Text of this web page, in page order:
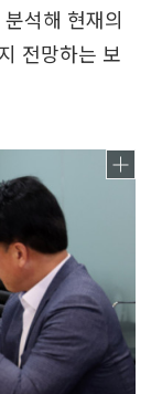
석해 현재의
전망하는 보